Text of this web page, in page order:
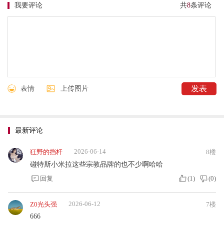
共8条评论
我要评论
表情 上传图片
最新评论
狂野的挡杆 2026-06-14
8楼
碰特斯小米拉这些宗教品牌的也不少啊哈哈
回复
(1 ) (0)
Z0光头强 2026-06-12
7楼
666